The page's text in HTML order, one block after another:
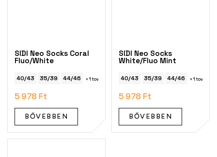
SIDI Neo Socks Coral
Fluo/White
40/43 35/39 44/46 + 1 további
5 978 Ft
BŐVEBBEN
SIDI Neo Socks
White/Fluo Mint
40/43 35/39 44/46 + 1 további
5 978 Ft
BŐVEBBEN